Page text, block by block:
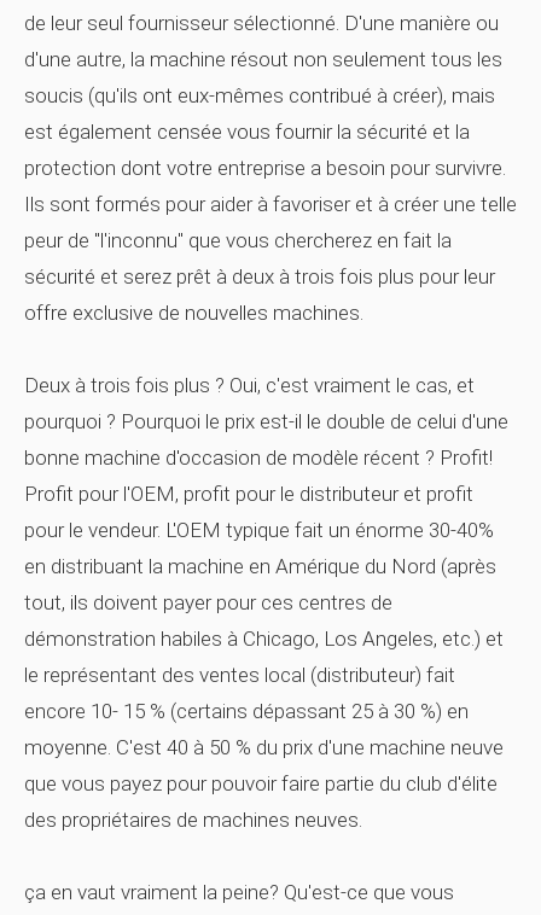
de leur seul fournisseur sélectionné. D'une manière ou
d'une autre, la machine résout non seulement tous les
soucis (qu'ils ont eux-mêmes contribué à créer), mais
est également censée vous fournir la sécurité et la
protection dont votre entreprise a besoin pour survivre.
Ils sont formés pour aider à favoriser et à créer une telle
peur de "l'inconnu" que vous chercherez en fait la
sécurité et serez prêt à deux à trois fois plus pour leur
offre exclusive de nouvelles machines.
Deux à trois fois plus ? Oui, c'est vraiment le cas, et
pourquoi ? Pourquoi le prix est-il le double de celui d'une
bonne machine d'occasion de modèle récent ? Profit!
Profit pour l'OEM, profit pour le distributeur et profit
pour le vendeur. L'OEM typique fait un énorme 30-40%
en distribuant la machine en Amérique du Nord (après
tout, ils doivent payer pour ces centres de
démonstration habiles à Chicago, Los Angeles, etc.) et
le représentant des ventes local (distributeur) fait
encore 10- 15 % (certains dépassant 25 à 30 %) en
moyenne. C'est 40 à 50 % du prix d'une machine neuve
que vous payez pour pouvoir faire partie du club d'élite
des propriétaires de machines neuves.
ça en vaut vraiment la peine? Qu'est-ce que vous